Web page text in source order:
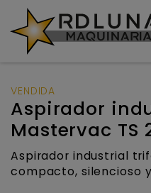
VENDIDA
Aspirador
Mastervac TS
Aspirador industrial
compacto, silencioso